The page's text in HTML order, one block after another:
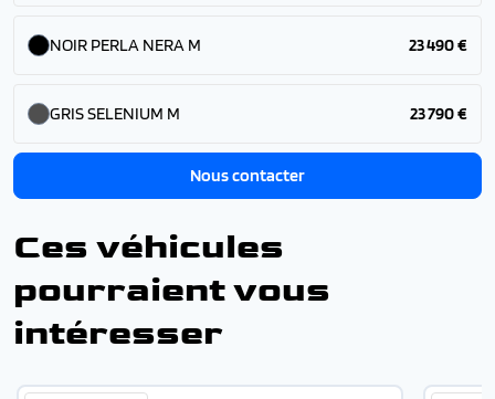
NOIR PERLA NERA M 23 490 €
GRIS SELENIUM M 23 790 €
Nous contacter
Ces véhicules
pourraient vous
intéresser